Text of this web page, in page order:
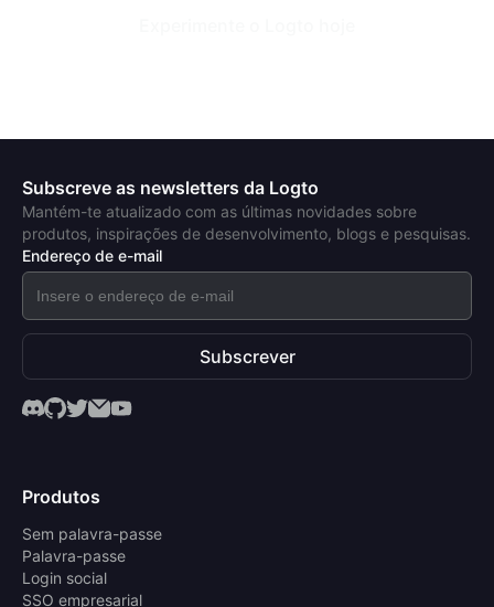
Subscreve as newsletters da Logto
Mantém-te atualizado com as últimas novidades sobre
produtos, inspirações de desenvolvimento, blogs e pesquisas.
Endereço de e-mail
Subscrever
Produtos
Sem palavra-passe
Palavra-passe
Login social
SSO empresarial